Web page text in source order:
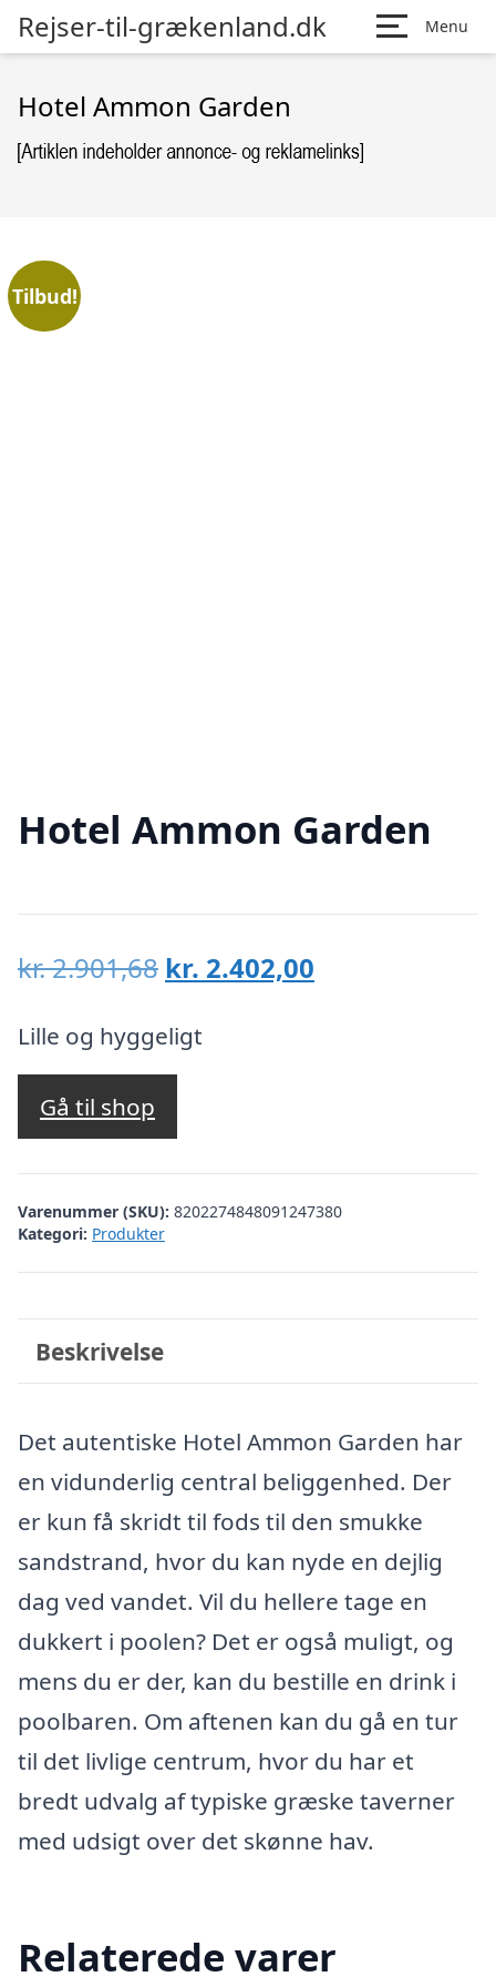
Rejser-til-grækenland.dk Menu
Hotel Ammon Garden
Tilbud!
Hotel Ammon Garden
kr.2.901,68 Den
pris
var:
kr. 2.402,00
Lille og hyggeligt
Gå til shop
Varenummer (SKU): 8202274848091247380
Kategori: Produkter
Beskrivelse
Det autentiske Hotel Ammon Garden har
en vidunderlig central beliggenhed. Der
er kun få skridt til fods til den smukke
sandstrand, hvor du kan nyde en dejlig
dag ved vandet. Vil du hellere tage en
dukkert i poolen? Det er også muligt, og
mens du er der, kan du bestille en drink i
poolbaren. Om aftenen kan du gå en tur
til det livlige centrum, hvor du har et
bredt udvalg af typiske græske taverner
med udsigt over det skønne hav.
Relaterede varer